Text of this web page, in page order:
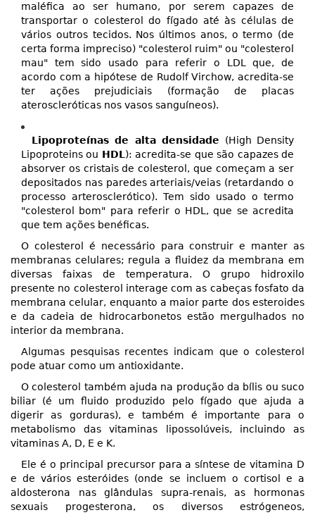
maléfica ao ser humano, por serem capazes de
transportar o colesterol do fígado até às células de
vários outros tecidos. Nos últimos anos, o termo (de
certa forma impreciso) "colesterol ruim" ou "colesterol
mau" tem sido usado para referir o LDL que, de
acordo com a hipótese de Rudolf Virchow, acredita-se
ter ações prejudiciais (formação de placas
ateroscleróticas nos vasos sanguíneos).
Lipoproteínas de alta densidade (High Density
Lipoproteins ou HDL): acredita-se que são capazes de
absorver os cristais de colesterol, que começam a ser
depositados nas paredes arteriais/veias (retardando o
processo arterosclerótico). Tem sido usado o termo
"colesterol bom" para referir o HDL, que se acredita
que tem ações benéficas.
O colesterol é necessário para construir e manter as
membranas celulares; regula a fluidez da membrana em
diversas faixas de temperatura. O grupo hidroxilo
presente no colesterol interage com as cabeças fosfato da
membrana celular, enquanto a maior parte dos esteroides
e da cadeia de hidrocarbonetos estão mergulhados no
interior da membrana.
Algumas pesquisas recentes indicam que o colesterol
pode atuar como um antioxidante.
O colesterol também ajuda na produção da bílis ou suco
biliar (é um fluido produzido pelo fígado que ajuda a
digerir as gorduras), e também é importante para o
metabolismo das vitaminas lipossolúveis, incluindo as
vitaminas A, D, E e K.
Ele é o principal precursor para a síntese de vitamina D
e de vários esteróides (onde se incluem o cortisol e a
aldosterona nas glândulas supra-renais, as hormonas
sexuais progesterona, os diversos estrógeneos,